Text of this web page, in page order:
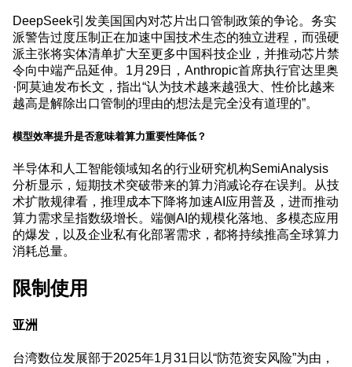
DeepSeek引发美国国内对芯片出口管制政策的争论。务实
派警告过度压制正在加速中国技术生态的独立进程，而强硬
派主张将实体清单扩大至更多中国科技企业，并推动芯片禁
令向中端产品延伸。1月29日，Anthropic首席执行官达里奥
·阿莫迪发布长文，指出“认为技术越来越强大、性价比越来
越高是解除出口管制的理由的想法是完全没有道理的”。
模型效率提升是否意味着算力重要性降低？
半导体和人工智能领域知名的行业研究机构SemiAnalysis
分析显示，短期技术突破带来的算力消减论存在误判。从技
术扩散规律看，推理成本下降将加速AI应用普及，进而推动
算力需求呈指数级增长。端侧AI的规模化落地、多模态应用
的爆发，以及企业私有化部署需求，都将持续推高全球算力
消耗总量。
限制使用
亚洲
台湾数位发展部于2025年1月31日以“防范资安风险”为由，